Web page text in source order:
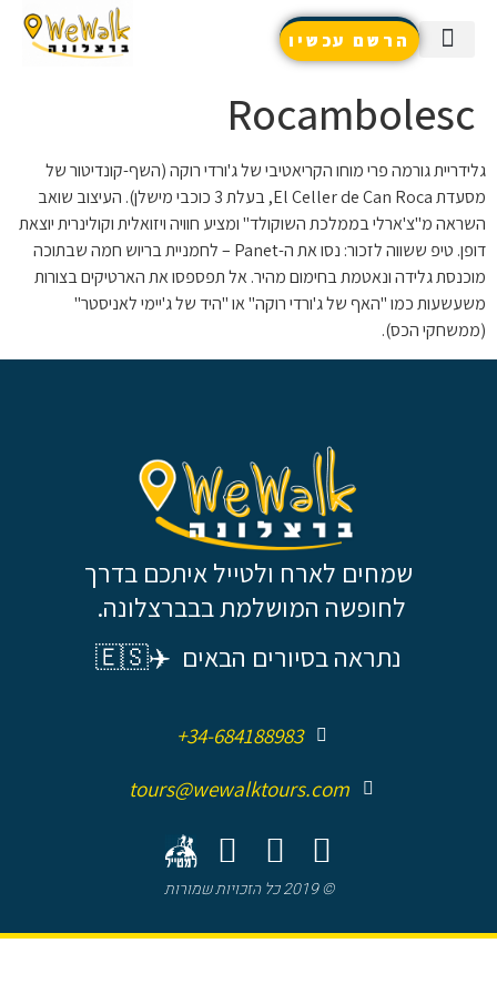
הרשם עכשיו
Rocambolesc
גלידריית גורמה פרי מוחו הקריאטיבי של ג'ורדי רוקה (השף-קונדיטור של
מסעדת El Celler de Can Roca, בעלת 3 כוכבי מישלן). העיצוב שואב
השראה מ"צ'ארלי בממלכת השוקולד" ומציע חוויה ויזואלית וקולינרית יוצאת
דופן. טיפ ששווה לזכור: נסו את ה-Panet – לחמניית בריוש חמה שבתוכה
מוכנסת גלידה ונאטמת בחימום מהיר. אל תפספסו את הארטיקים בצורות
משעשעות כמו "האף של ג'ורדי רוקה" או "היד של ג'יימי לאניסטר"
(ממשחקי הכס).
שמחים לארח ולטייל איתכם בדרך
לחופשה המושלמת בבברצלונה.
נתראה בסיורים הבאים ✈️🇪🇸
+34-684188983
tours@wewalktours.com
© 2019 כל הזכויות שמורות